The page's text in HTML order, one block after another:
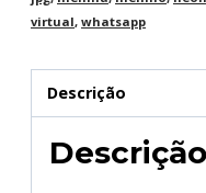
virtual, whatsapp
Descrição
Descrição